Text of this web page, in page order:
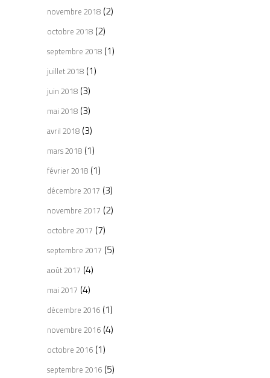
novembre 2018(2)
octobre 2018(2)
septembre 2018(1)
juillet 2018(1)
juin 2018(3)
mai 2018(3)
avril 2018(3)
mars 2018(1)
février 2018(1)
décembre 2017 (3)
novembre 2017 (2)
octobre 2017 (7)
septembre 2017 (5)
août 2017 (4)
mai 2017 (4)
décembre 2016(1)
novembre 2016(4)
octobre 2016(1)
septembre 2016(5)